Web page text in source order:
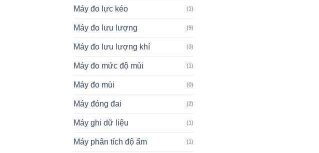
Máy đo lực kéo (1)
Máy đo lưu lượng (9)
Máy đo lưu lượng khí (3)
Máy đo mức độ mùi (1)
Máy đo mùi (0)
Máy đóng đai (2)
Máy ghi dữ liệu (1)
Máy phân tích độ ẩm (1)